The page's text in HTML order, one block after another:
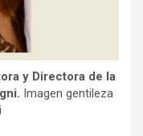
y Directora de la
Imagen gentileza